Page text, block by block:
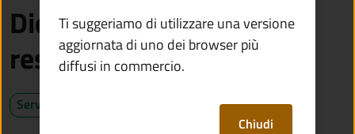
Dichiarare il cambio di
residenza
Servizio attivo
Ti suggeriamo di utilizzare una versione
aggiornata di uno dei browser più
diffusi in commercio.
Chiudi